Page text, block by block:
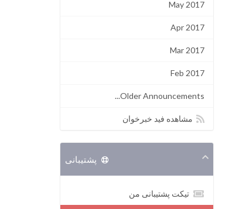
May 2017
Apr 2017
Mar 2017
Feb 2017
Older Announcements...
مشاهده فید خبرخوان
پشتیبانی
تیکت پشتیبانی من